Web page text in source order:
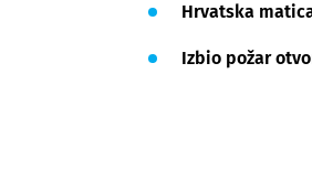
Hrvatska
Izbio požar